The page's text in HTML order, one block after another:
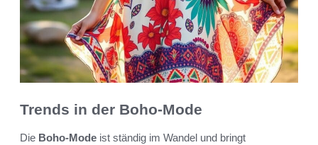
Trends in der Boho-Mode
Die Boho-Mode ist ständig im Wandel und bringt